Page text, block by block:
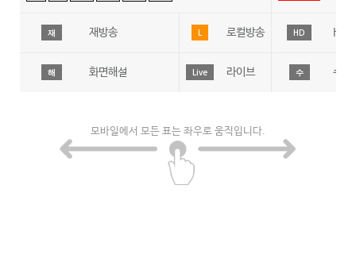
재 재방송 L 로컬방송 HD HD
해 화면해설 Live 라이브 수 수어
모바일에서 모든 표는 좌우로 움직입니다.